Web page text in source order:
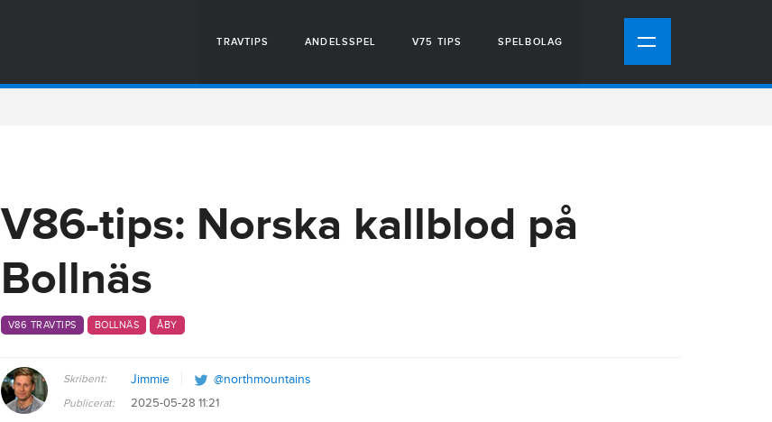
TRAVTIPS ANDELSSPEL V75 TIPS SPELBOLAG
V86-tips: Norska kallblod på
Bollnäs
V86 TRAVTIPS BOLLNÄS ÅBY
Skribent: Jimmie @northmountains
Publicerat: 2025-05-28 11:21